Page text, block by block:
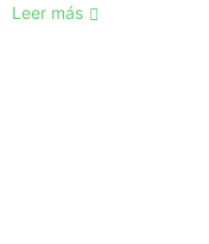
Leer más